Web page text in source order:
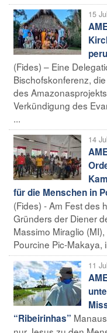
15
(Fides) – Eine
Bischofskonferenz,
des
Verkündigung des
...
14
für die Menschen in
(Fides) - Am Fest des
Gründers der Diener
Massimo Miraglio
Pourcine Pic-Makaya,
11
“Ribeirinhas”